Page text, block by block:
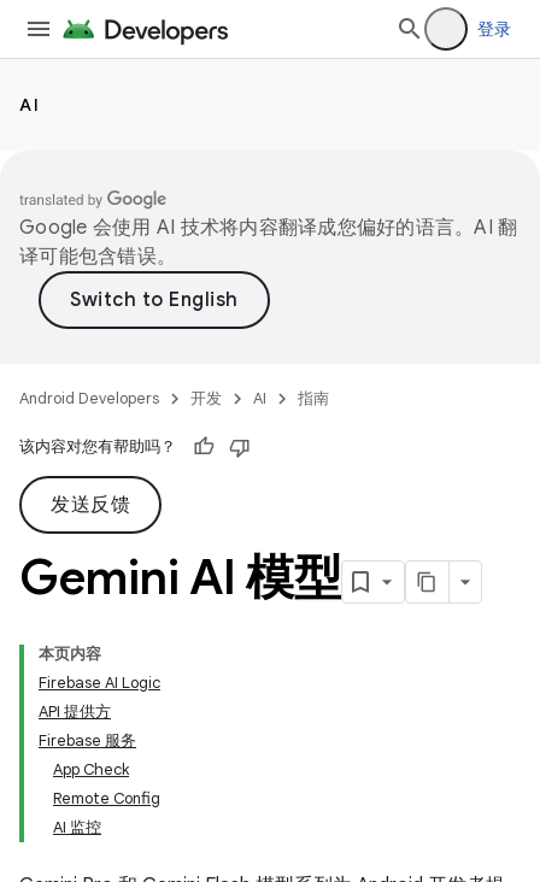
登录
AI
Google 会使用 AI 技术将内容翻译成您偏好的语言。AI 翻
译可能包含错误。
Android Developers 开发 AI 指南
该内容对您有帮助吗？
发送反馈
Gemini AI 模型
本页内容
Firebase AI Logic
API 提供方
Firebase 服务
App Check
Remote Config
AI 监控